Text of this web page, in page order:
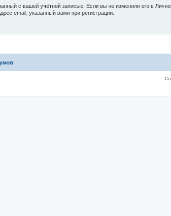
с вашей учётной записью. Если вы не изменили его в
email, указанный вами при регистрации.